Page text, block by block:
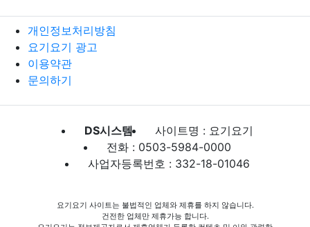
개인정보처리방침
요기요기 광고
이용약관
문의하기
DS시스템
사이트명 : 요기요기
전화 : 0503-5984-0000
사업자등록번호 : 332-18-01046
요기요기 사이트는 불법적인 업체와 제휴를 하지 않습니다.
건전한 업체만 제휴가능 합니다.